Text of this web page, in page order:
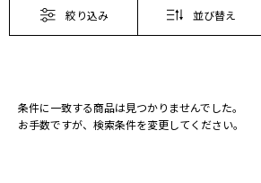
絞り込み 並び替え
条件に一致する商品は見つかりませんでした。
お手数ですが、検索条件を変更してください。